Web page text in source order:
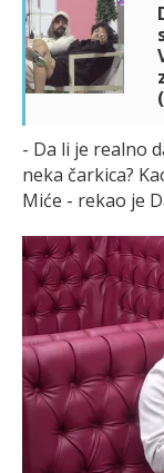
- Da li je realno
neka čarkica?
Miće - rekao je